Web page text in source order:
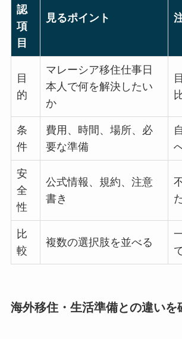
認
項
目
見るポイント
目
的
マレーシア移住仕事日
本人で何を解決したい
か
条
件
費用、時間、場所、必
要な準備
安
全
性
公式情報、規約、注意
書き
比
較
複数の選択肢を並べる
海外移住・生活準備との違いを